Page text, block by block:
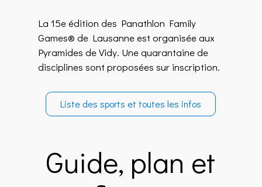
La 15e édition des Panathlon Family
Games® de Lausanne est organisée aux
Pyramides de Vidy. Une quarantaine de
disciplines sont proposées sur inscription.
Liste des sports et toutes les infos
Guide, plan et